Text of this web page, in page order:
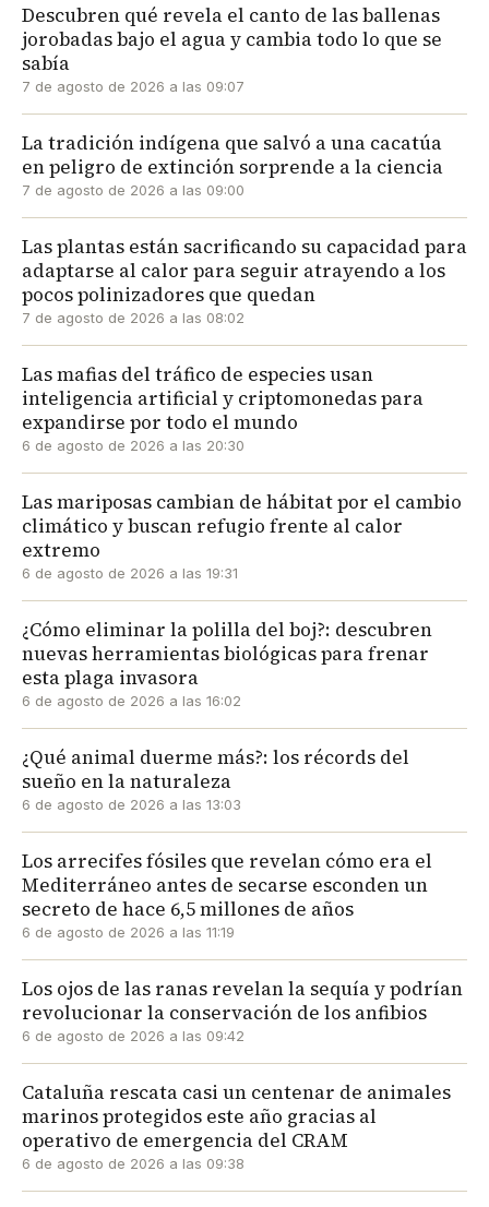
Descubren qué revela el canto de las ballenas
jorobadas bajo el agua y cambia todo lo que se
sabía
7 de agosto de 2026 a las 09:07
La tradición indígena que salvó a una cacatúa
en peligro de extinción sorprende a la ciencia
7 de agosto de 2026 a las 09:00
Las plantas están sacrificando su capacidad para
adaptarse al calor para seguir atrayendo a los
pocos polinizadores que quedan
7 de agosto de 2026 a las 08:02
Las mafias del tráfico de especies usan
inteligencia artificial y criptomonedas para
expandirse por todo el mundo
6 de agosto de 2026 a las 20:30
Las mariposas cambian de hábitat por el cambio
climático y buscan refugio frente al calor
extremo
6 de agosto de 2026 a las 19:31
¿Cómo eliminar la polilla del boj?: descubren
nuevas herramientas biológicas para frenar
esta plaga invasora
6 de agosto de 2026 a las 16:02
¿Qué animal duerme más?: los récords del
sueño en la naturaleza
6 de agosto de 2026 a las 13:03
Los arrecifes fósiles que revelan cómo era el
Mediterráneo antes de secarse esconden un
secreto de hace 6,5 millones de años
6 de agosto de 2026 a las 11:19
Los ojos de las ranas revelan la sequía y podrían
revolucionar la conservación de los anfibios
6 de agosto de 2026 a las 09:42
Cataluña rescata casi un centenar de animales
marinos protegidos este año gracias al
operativo de emergencia del CRAM
6 de agosto de 2026 a las 09:38